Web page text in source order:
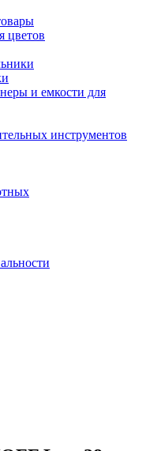
цветов
и емкости для
инструментов